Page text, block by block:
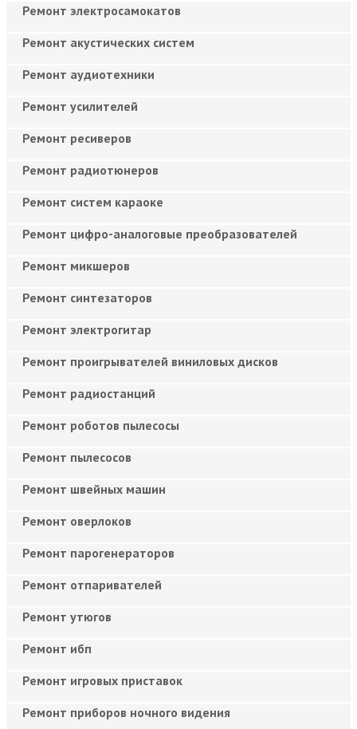
Ремонт электросамокатов
Ремонт акустических систем
Ремонт аудиотехники
Ремонт усилителей
Ремонт ресиверов
Ремонт радиотюнеров
Ремонт систем караоке
Ремонт цифро-аналоговые преобразователей
Ремонт микшеров
Ремонт синтезаторов
Ремонт электрогитар
Ремонт проигрывателей виниловых дисков
Ремонт радиостанций
Ремонт роботов пылесосы
Ремонт пылесосов
Ремонт швейных машин
Ремонт оверлоков
Ремонт парогенераторов
Ремонт отпаривателей
Ремонт утюгов
Ремонт ибп
Ремонт игровых приставок
Ремонт приборов ночного видения